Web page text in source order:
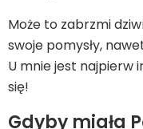
Może to zabrzmi
swoje pomysły,
U mnie jest najpierw
się!
Gdyby miała